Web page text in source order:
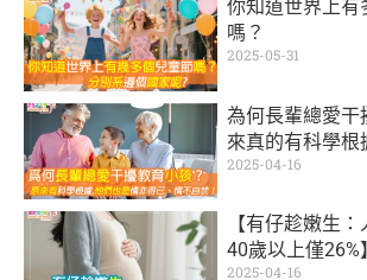
你知道世界上有
嗎？
2025-05-31
為何長輩總愛干
來真的有科學根
2025-04-16
【有仔趁嫩生
40歲以上僅26%】
2025-04-16